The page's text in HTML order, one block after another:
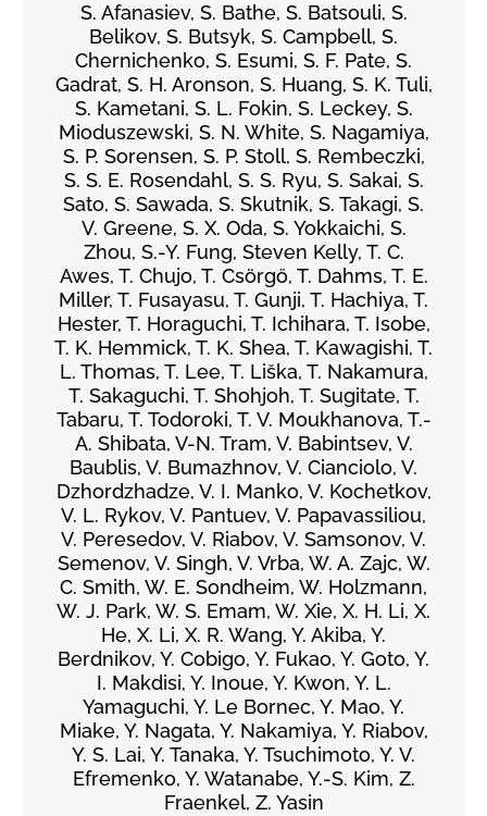
S. Afanasiev, S. Bathe, S. Batsouli, S.
Belikov, S. Butsyk, S. Campbell, S.
Chernichenko, S. Esumi, S. F. Pate, S.
Gadrat, S. H. Aronson, S. Huang, S. K. Tuli,
S. Kametani, S. L. Fokin, S. Leckey, S.
Mioduszewski, S. N. White, S. Nagamiya,
S. P. Sorensen, S. P. Stoll, S. Rembeczki,
S. S. E. Rosendahl, S. S. Ryu, S. Sakai, S.
Sato, S. Sawada, S. Skutnik, S. Takagi, S.
V. Greene, S. X. Oda, S. Yokkaichi, S.
Zhou, S.-Y. Fung, Steven Kelly, T. C.
Awes, T. Chujo, T. Csörgő, T. Dahms, T. E.
Miller, T. Fusayasu, T. Gunji, T. Hachiya, T.
Hester, T. Horaguchi, T. Ichihara, T. Isobe,
T. K. Hemmick, T. K. Shea, T. Kawagishi, T.
L. Thomas, T. Lee, T. Liška, T. Nakamura,
T. Sakaguchi, T. Shohjoh, T. Sugitate, T.
Tabaru, T. Todoroki, T. V. Moukhanova, T.-
A. Shibata, V-N. Tram, V. Babintsev, V.
Baublis, V. Bumazhnov, V. Cianciolo, V.
Dzhordzhadze, V. I. Manko, V. Kochetkov,
V. L. Rykov, V. Pantuev, V. Papavassiliou,
V. Peresedov, V. Riabov, V. Samsonov, V.
Semenov, V. Singh, V. Vrba, W. A. Zajc, W.
C. Smith, W. E. Sondheim, W. Holzmann,
W. J. Park, W. S. Emam, W. Xie, X. H. Li, X.
He, X. Li, X. R. Wang, Y. Akiba, Y.
Berdnikov, Y. Cobigo, Y. Fukao, Y. Goto, Y.
I. Makdisi, Y. Inoue, Y. Kwon, Y. L.
Yamaguchi, Y. Le Bornec, Y. Mao, Y.
Miake, Y. Nagata, Y. Nakamiya, Y. Riabov,
Y. S. Lai, Y. Tanaka, Y. Tsuchimoto, Y. V.
Efremenko, Y. Watanabe, Y.-S. Kim, Z.
Fraenkel, Z. Yasin